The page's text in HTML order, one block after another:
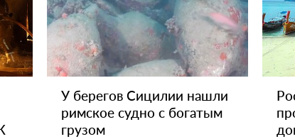
У берегов Сицилии нашли
римское судно с богатым
грузом